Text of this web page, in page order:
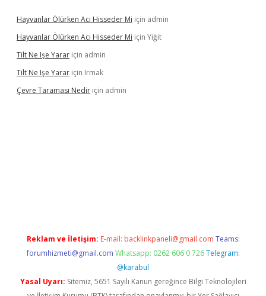
Hayvanlar Ölürken Acı Hisseder Mi için admin
Hayvanlar Ölürken Acı Hisseder Mi için Yiğit
Tilt Ne Işe Yarar için admin
Tilt Ne Işe Yarar için Irmak
Çevre Taraması Nedir için admin
Reklam ve İletişim: E-mail: backlinkpaneli@gmail.com Teams:
forumhizmeti@gmail.com Whatsapp: 0262 606 0 726 Telegram:
@karabul
Yasal Uyarı: Sitemiz, 5651 Sayılı Kanun gereğince Bilgi Teknolojileri